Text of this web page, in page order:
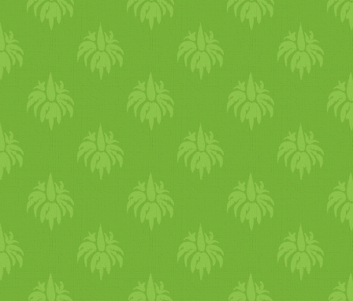
valamint Facebook esemény
itt. Június 25.: Török vegán
workshop a Pancs
Gasztroplaccon Izgalmas
menüvel készül Ági a
szervezőkkel: Etsiz Çi?
(fűszeres bulgur gombócok